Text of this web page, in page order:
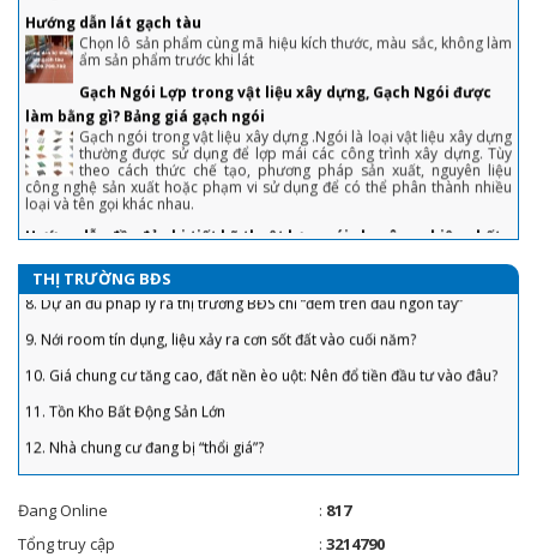
Gạch Ngói Lợp trong vật liệu xây dựng, Gạch Ngói được
làm bằng gì? Bảng giá gạch ngói
Gạch ngói trong vật liệu xây dựng .Ngói là loại vật liệu xây dựng
thường được sử dụng để lợp mái các công trình xây dựng. Tùy
theo cách thức chế tạo, phương pháp sản xuất, nguyên liệu
công nghệ sản xuất hoặc phạm vi sử dụng để có thể phân thành nhiều
loại và tên gọi khác nhau.
Hướng dẫn đầy đủ chi tiết kỹ thuật lợp ngói chuyên nghiệp nhất
hiện nay
Mái nhà là bộ phận quan trọng, được nhiều người quan tâm và
lưu ý khi thiết kế, thi công nhà ở. Để phát huy hết tính năng của
mái nhà, bạn cần biết cách lợp ngói đúng kỹ thuật
Cách tính độ dốc mái ngói theo công thức đơn giản
Độ dốc mái ngói thường lớn hơn so với mái tôn và các loại mái
khác. Cụ thể, độ dốc mái ngói bao nhiêu là hợp lý, cách tính ra
sao? Mời bạn tham khảo trong bài viết dưới đây.
HƯỚNG DẪN CÁCH TÍNH DIỆN TÍCH MÁI NGÓI ĐƠN GIẢN VÀ CHÍNH
XÁC NHẤT
Đối với một ngôi nhà, kiến trúc đóng vai trò quan trọng trong
việc tạo nét đẹp và tính thẩm mỹ cao.
Vì sao nên dùng sơn chống cháy trong xây dựng?
pháp chống cháy thụ động mang đến hiệu quả cao
THÔNG TIN CẦN BIẾT: MỘT SỐ CHÍNH SÁCH, QUY ĐỊNH MỚI
THỊ TRƯỜNG BĐS
3. Chiêu bán nhà không cần qua môi giới, khách tranh hỏi được giá 'chốt'
nhanh
4. Sai lầm để đời khiến người vay tiền ngân hàng mua nhà phải “gánh nợ”
5. “Bỏng tay” với giá bán căn hộ ở TP. Hồ Chí Minh
6. Bất động sản tăng ưu đãi để thoát hàng "ế"
7. Doanh nghiệp bất động sản huy động vốn lãi suất ‘không tưởng’, Bộ
Xây dựng nói gì?
9. Nới room tín dụng, liệu xảy ra cơn sốt đất vào cuối năm?
gần 6 tỷ USD
15. Nới room cho vay thấp khó giúp địa ốc phục hồi
Đang Online : 817
Tổng truy cập
: 3214790